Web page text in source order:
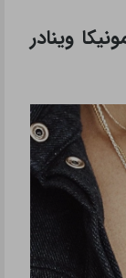
وینادر